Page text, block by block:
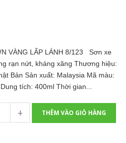
VÀNG LẤP LÁNH 8/123 Sơn xe
rạn nứt, kháng xăng Thương hiệu:
Bản Sản xuất: Malaysia Mã màu:
tích: 400ml Thời gian...
+ THÊM VÀO GIỎ HÀNG